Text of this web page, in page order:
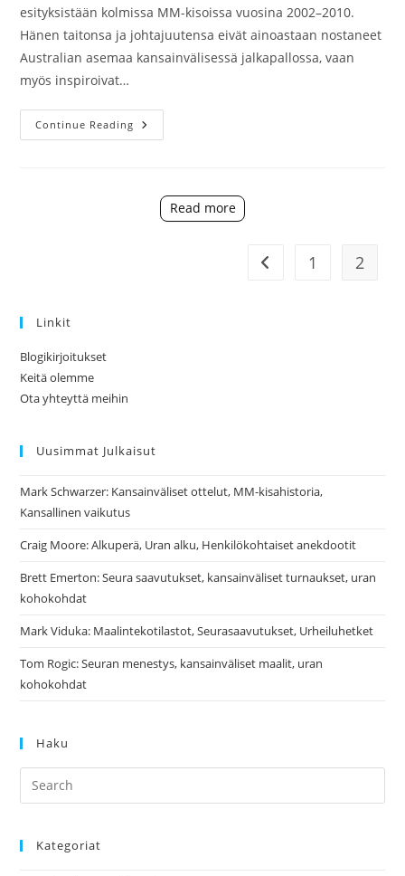
esityksistään kolmissa MM-kisoissa vuosina 2002–2010.
Hänen taitonsa ja johtajuutensa eivät ainoastaan nostaneet
Australian asemaa kansainvälisessä jalkapallossa, vaan
myös inspiroivat…
Continue Reading Harry
Kewell:
PerintöRead more
Go to the previous
1 2
Linkit
Blogikirjoitukset
Keitä olemme
Ota yhteyttä meihin
Uusimmat Julkaisut
Mark Schwarzer: Kansainväliset ottelut, MM-kisahistoria,
Kansallinen vaikutus
Craig Moore: Alkuperä, Uran alku, Henkilökohtaiset anekdootit
Brett Emerton: Seura saavutukset, kansainväliset turnaukset, uran
kohokohdat
Mark Viduka: Maalintekotilastot, Seurasaavutukset, Urheiluhetket
Tom Rogic: Seuran menestys, kansainväliset maalit, uran
kohokohdat
Haku
Kategoriat